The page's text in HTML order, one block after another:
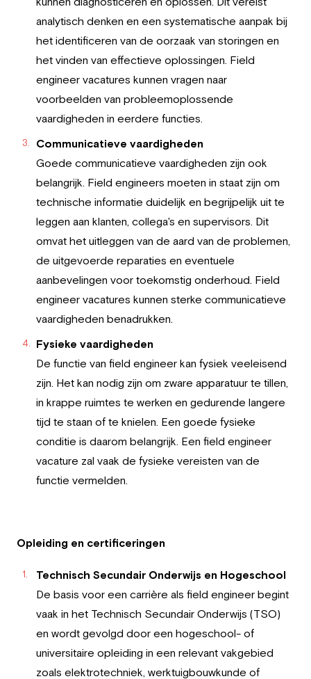
analytisch denken en een systematische aanpak bij
het identificeren van de oorzaak van storingen en
het vinden van effectieve oplossingen. Field
engineer vacatures kunnen vragen naar
voorbeelden van probleemoplossende
vaardigheden in eerdere functies.
Communicatieve vaardigheden
Goede communicatieve vaardigheden zijn ook
belangrijk. Field engineers moeten in staat zijn om
technische informatie duidelijk en begrijpelijk uit te
leggen aan klanten, collega's en supervisors. Dit
omvat het uitleggen van de aard van de problemen,
de uitgevoerde reparaties en eventuele
aanbevelingen voor toekomstig onderhoud. Field
engineer vacatures kunnen sterke communicatieve
vaardigheden benadrukken.
Fysieke vaardigheden
De functie van field engineer kan fysiek veeleisend
zijn. Het kan nodig zijn om zware apparatuur te tillen,
in krappe ruimtes te werken en gedurende langere
tijd te staan of te knielen. Een goede fysieke
conditie is daarom belangrijk. Een field engineer
vacature zal vaak de fysieke vereisten van de
functie vermelden.
Opleiding en certificeringen
Technisch Secundair Onderwijs en Hogeschool
De basis voor een carrière als field engineer begint
vaak in het Technisch Secundair Onderwijs (TSO)
en wordt gevolgd door een hogeschool- of
universitaire opleiding in een relevant vakgebied
zoals elektrotechniek, werktuigbouwkunde of